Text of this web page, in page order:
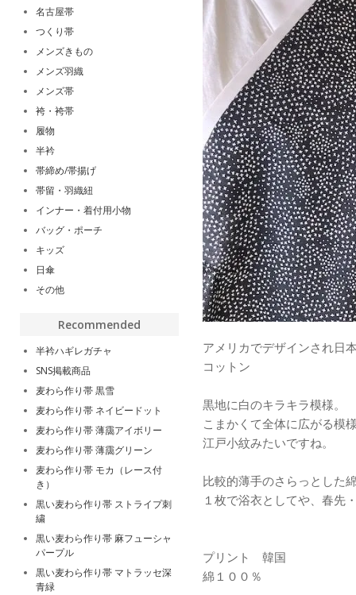
アメリカでデザインされ日
コットン
黒地に白のキラキラ模様。
こまかくて全体に広がる模
江戸小紋みたいですね。
比較的薄手のさらっとした
１枚で浴衣としてや、春先
プリント 韓国
綿１００％
名古屋帯
つくり帯
メンズきもの
メンズ羽織
メンズ帯
袴・袴帯
履物
半衿
帯締め/帯揚げ
帯留・羽織紐
インナー・着付用小物
バッグ・ポーチ
キッズ
日傘
その他
Recommended
半衿ハギレガチャ
SNS掲載商品
麦わら作り帯 黒雪
麦わら作り帯 ネイビードット
麦わら作り帯 薄靄アイボリー
麦わら作り帯 薄靄グリーン
麦わら作り帯 モカ（レース付
き）
黒い麦わら作り帯 ストライプ刺
繍
黒い麦わら作り帯 麻フューシャ
パープル
黒い麦わら作り帯 マトラッセ深
青緑